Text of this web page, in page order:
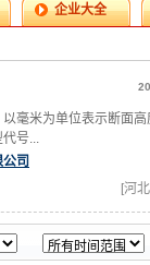
企业大全
毫米为单位表示断面高
号...
司
[河